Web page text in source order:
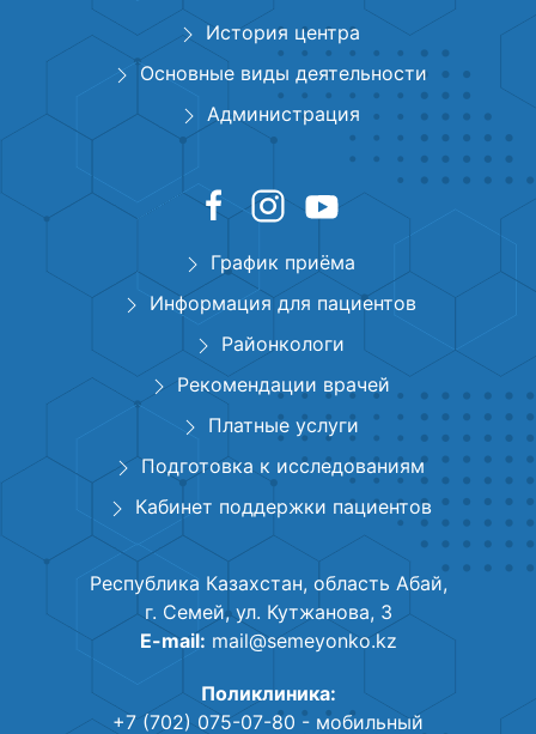
История центра
Основные виды деятельности
Администрация
График приёма
Информация для пациентов
Районкологи
Рекомендации врачей
Платные услуги
Подготовка к исследованиям
Кабинет поддержки пациентов
Республика Казахстан, область Абай,
г. Семей, ул. Кутжанова, 3
E-mail: mail@semeyonko.kz
Поликлиника:
+7 (702) 075-07-80 - мобильный